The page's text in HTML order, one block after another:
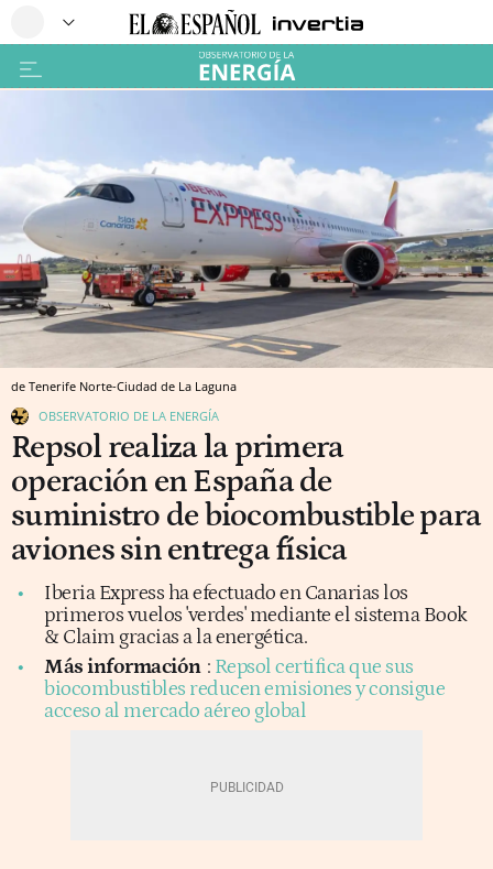
de Tenerife Norte-Ciudad de La Laguna
OBSERVATORIO DE LA ENERGÍA
Repsol realiza la primera
operación en España de
suministro de biocombustible para
aviones sin entrega física
Iberia Express ha efectuado en Canarias los
primeros vuelos 'verdes' mediante el sistema Book
& Claim gracias a la energética.
Más información : Repsol certifica que sus
biocombustibles reducen emisiones y consigue
acceso al mercado aéreo global